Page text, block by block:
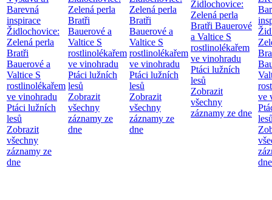
Barevná
inspirace
Židlochovice:
Zelená perla
Bratři
Bauerové a
Valtice S
rostlinolékařem
ve vinohradu
Ptáci lužních
lesů
Zobrazit
všechny
záznamy ze
dne
Zelená perla
Bratři
Bauerové a
Valtice S
rostlinolékařem
ve vinohradu
Ptáci lužních
lesů
Zobrazit
všechny
záznamy ze
dne
Zelená perla
Bratři
Bauerové a
Valtice S
rostlinolékařem
ve vinohradu
Ptáci lužních
lesů
Zobrazit
všechny
záznamy ze
dne
Židlochovice:
Zelená perla
Bratři Bauerové
a Valtice S
rostlinolékařem
ve vinohradu
Ptáci lužních
lesů
Zobrazit
všechny
záznamy ze dne
ve
dne